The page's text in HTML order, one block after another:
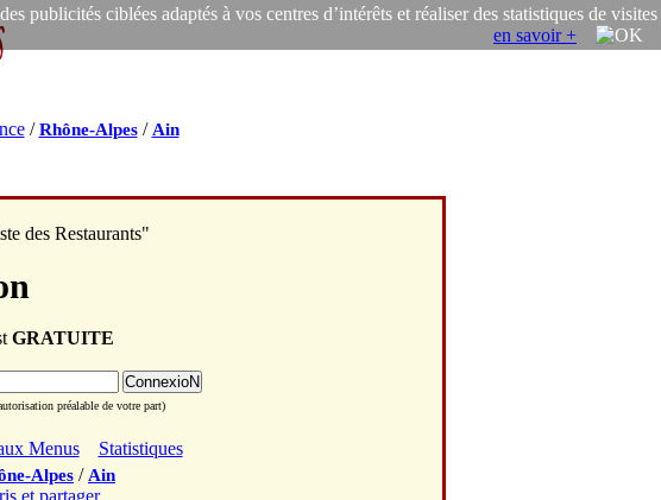
publicités ciblées adaptés à vos centres d’intérêts et réaliser des statistiques de visites
en savoir +
/Rhône-Alpes/ Ain
des Restaurants"
GRATUITE
préalable de votre part)
Menus
Statistiques
Alpes / Ain